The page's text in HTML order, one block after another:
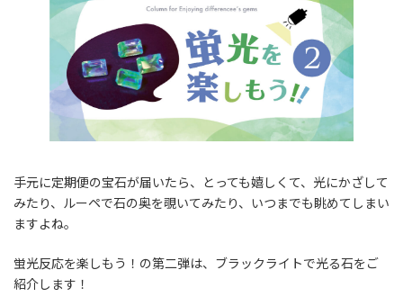
手元に定期便の宝石が届いたら、とっても嬉しくて、光にかざして
みたり、ルーペで石の奥を覗いてみたり、いつまでも眺めてしまい
ますよね。
蛍光反応を楽しもう！の第二弾は、ブラックライトで光る石をご
紹介します！